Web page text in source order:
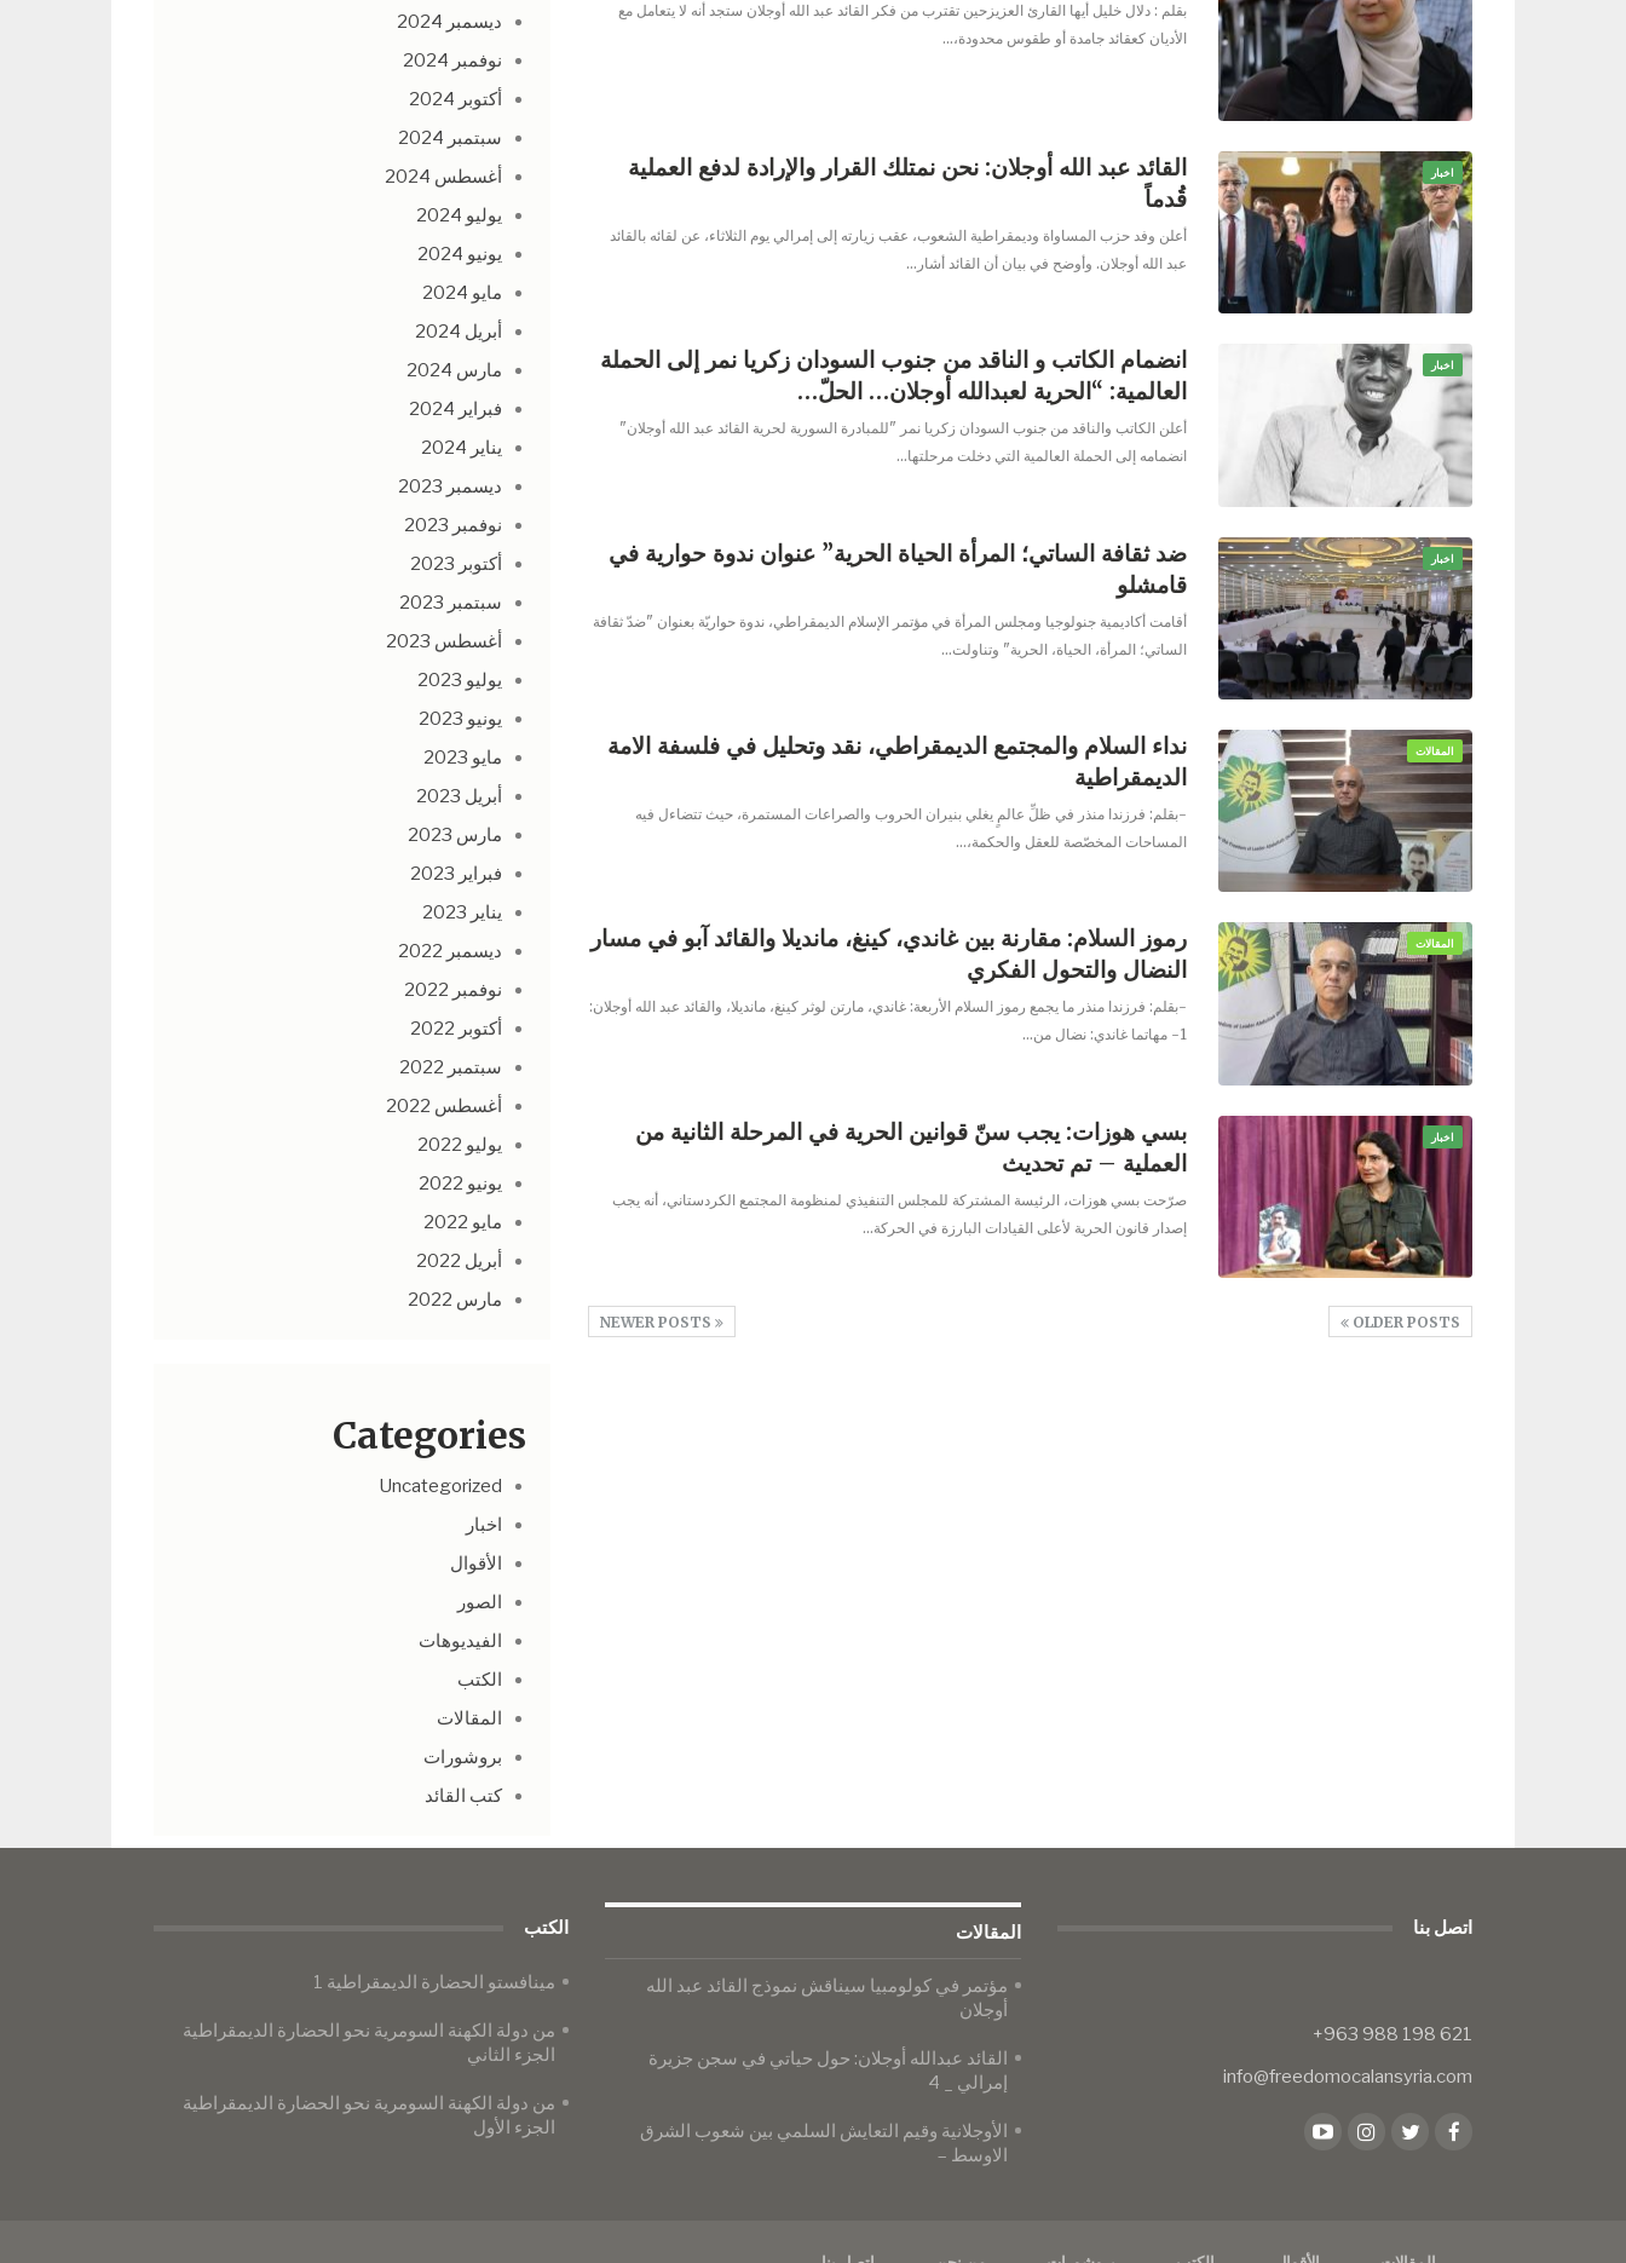
بقلم : دلال خليل أيها القارئ العزيزحين تقترب من فكر القائد عبد الله أوجلان ستجد أنه لا يتعامل مع
الأديان كعقائد جامدة أو طقوس محدودة،…
اخبار
القائد عبد الله أوجلان: نحن نمتلك القرار والإرادة لدفع العملية
قُدماً
أعلن وفد حزب المساواة وديمقراطية الشعوب، عقب زيارته إلى إمرالي يوم الثلاثاء، عن لقائه بالقائد
عبد الله أوجلان. وأوضح في بيان أن القائد أشار …
اخبار
انضمام الكاتب و الناقد من جنوب السودان زكريا نمر إلى الحملة
العالمية: “الحرية لعبدالله أوجلان… الحلّ…
أعلن الكاتب والناقد من جنوب السودان زكريا نمر "للمبادرة السورية لحرية القائد عبد الله أوجلان"
انضمامه إلى الحملة العالمية التي دخلت مرحلتها…
اخبار
ضد ثقافة الساتي؛ المرأة الحياة الحرية” عنوان ندوة حوارية في
قامشلو
أقامت أكاديمية جنولوجيا ومجلس المرأة في مؤتمر الإسلام الديمقراطي، ندوة حواريّة بعنوان "ضدّ ثقافة
الساتي؛ المرأة، الحياة، الحرية" وتناولت…
المقالات
نداء السلام والمجتمع الديمقراطي، نقد وتحليل في فلسفة الامة
الديمقراطية
-بقلم: فرزندا منذر ⁠في ظلِّ عالمٍ يغلي بنيران الحروب والصراعات المستمرة، حيث تتضاءل فيه
المساحات المخصّصة للعقل والحكمة،…
المقالات
رموز السلام: مقارنة بين غاندي، كينغ، مانديلا والقائد آبو في مسار
النضال والتحول الفكري
-بقلم: فرزندا منذر ما يجمع رموز السلام الأربعة: غاندي، مارتن لوثر كينغ، مانديلا، والقائد عبد الله أوجلان:
1-⁠ ⁠مهاتما غاندي: نضال من
…
اخبار
بسي هوزات: يجب سنّ قوانين الحرية في المرحلة الثانية من
العملية – تم تحديث
صرّحت بسي هوزات، الرئيسة المشتركة للمجلس التنفيذي لمنظومة المجتمع الكردستاني، أنه يجب
إصدار قانون الحرية لأعلى القيادات البارزة في الحركة…
OLDER POSTS
NEWER POSTS
ديسمبر 2024
نوفمبر 2024
أكتوبر 2024
سبتمبر 2024
أغسطس 2024
يوليو 2024
يونيو 2024
مايو 2024
أبريل 2024
مارس 2024
فبراير 2024
يناير 2024
ديسمبر 2023
نوفمبر 2023
أكتوبر 2023
سبتمبر 2023
أغسطس 2023
يوليو 2023
يونيو 2023
مايو 2023
أبريل 2023
مارس 2023
فبراير 2023
يناير 2023
ديسمبر 2022
نوفمبر 2022
أكتوبر 2022
سبتمبر 2022
أغسطس 2022
يوليو 2022
يونيو 2022
مايو 2022
أبريل 2022
مارس 2022
Categories
Uncategorized
اخبار
الأقوال
الصور
الفيديوهات
الكتب
المقالات
بروشورات
كتب القائد
اتصل بنا
info@freedomocalansyria.com
المقالات
مؤتمر في كولومبيا سيناقش نموذج القائد عبد الله
أوجلان
القائد عبدالله أوجلان: حول حياتي في سجن جزيرة
إمرالي _ 4
الأوجلانية وقيم التعايش السلمي بين شعوب الشرق
الاوسط –
الكتب
مينافستو الحضارة الديمقراطية 1
من دولة الكهنة السومرية نحو الحضارة الديمقراطية
الجزء الثاني
من دولة الكهنة السومرية نحو الحضارة الديمقراطية
الجزء الأول